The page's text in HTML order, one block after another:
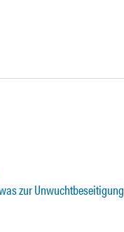
zur Unwuchtbeseitigung